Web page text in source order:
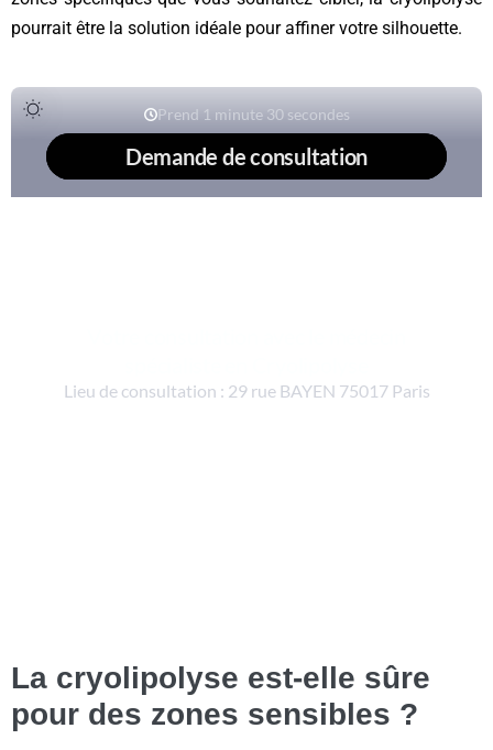
pourrait être la solution idéale pour affiner votre silhouette.
La cryolipolyse est-elle sûre
pour des zones sensibles ?